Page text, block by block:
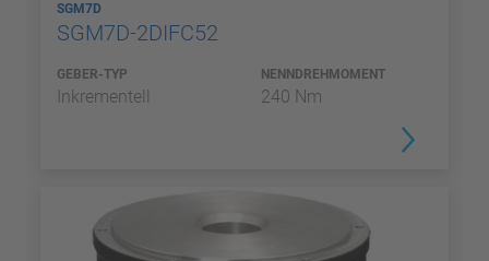
SGM7D
SGM7D-2DIFC52
GEBER-TYP
Inkrementell
NENNDREHMOMENT
240 Nm